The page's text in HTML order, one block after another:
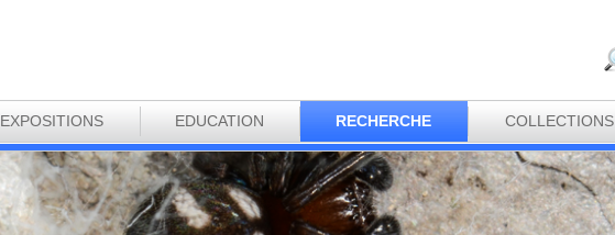
EXPOSITIONS EDUCATION RECHERCHE COLLECTIONS